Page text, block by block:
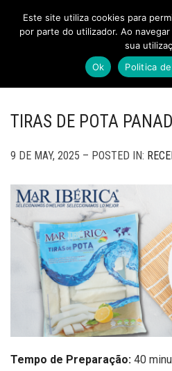
TIRAS DE POTA
9 DE MAY, 2025 – POSTED IN:
Tempo de Preparação: 40
Este site utiliza cookies para
por parte do utilizador. Ao
sua
Ok
Politica